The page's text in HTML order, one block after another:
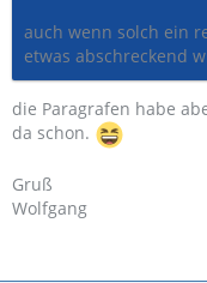
auch wenn solch ein
etwas abschreckend
die Paragrafen habe
da schon.
Gruß
Wolfgang